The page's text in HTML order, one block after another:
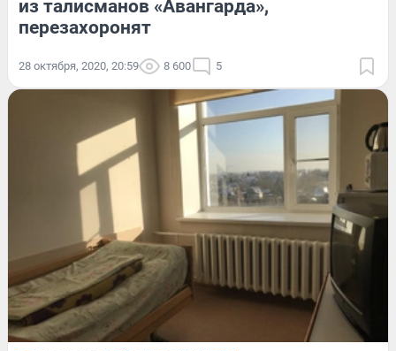
из талисманов «Авангарда»,
перезахоронят
28 октября, 2020, 20:59 8 600 5